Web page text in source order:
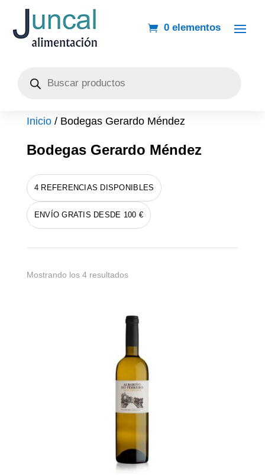
0 elementos
Inicio/ Bodegas Gerardo Méndez
Bodegas Gerardo Méndez
4 REFERENCIAS DISPONIBLES
ENVÍO GRATIS DESDE 100 €
Mostrando los 4 resultados